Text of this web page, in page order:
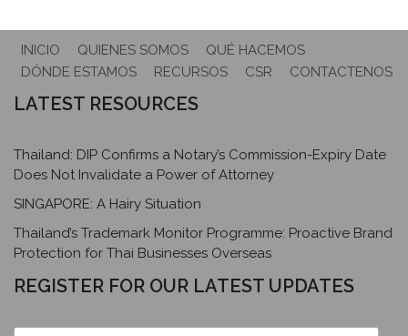
INICIO QUIENES SOMOS
QUÉ HACEMOS
DÓNDE ESTAMOS
RECURSOS CSR CONTACTENOS
LATEST RESOURCES
Thailand: DIP Confirms a Notary’s Commission-Expiry Date
Does Not Invalidate a Power of Attorney
SINGAPORE: A Hairy Situation
Thailand’s Trademark Monitor Programme: Proactive Brand
Protection for Thai Businesses Overseas
REGISTER FOR OUR LATEST UPDATES